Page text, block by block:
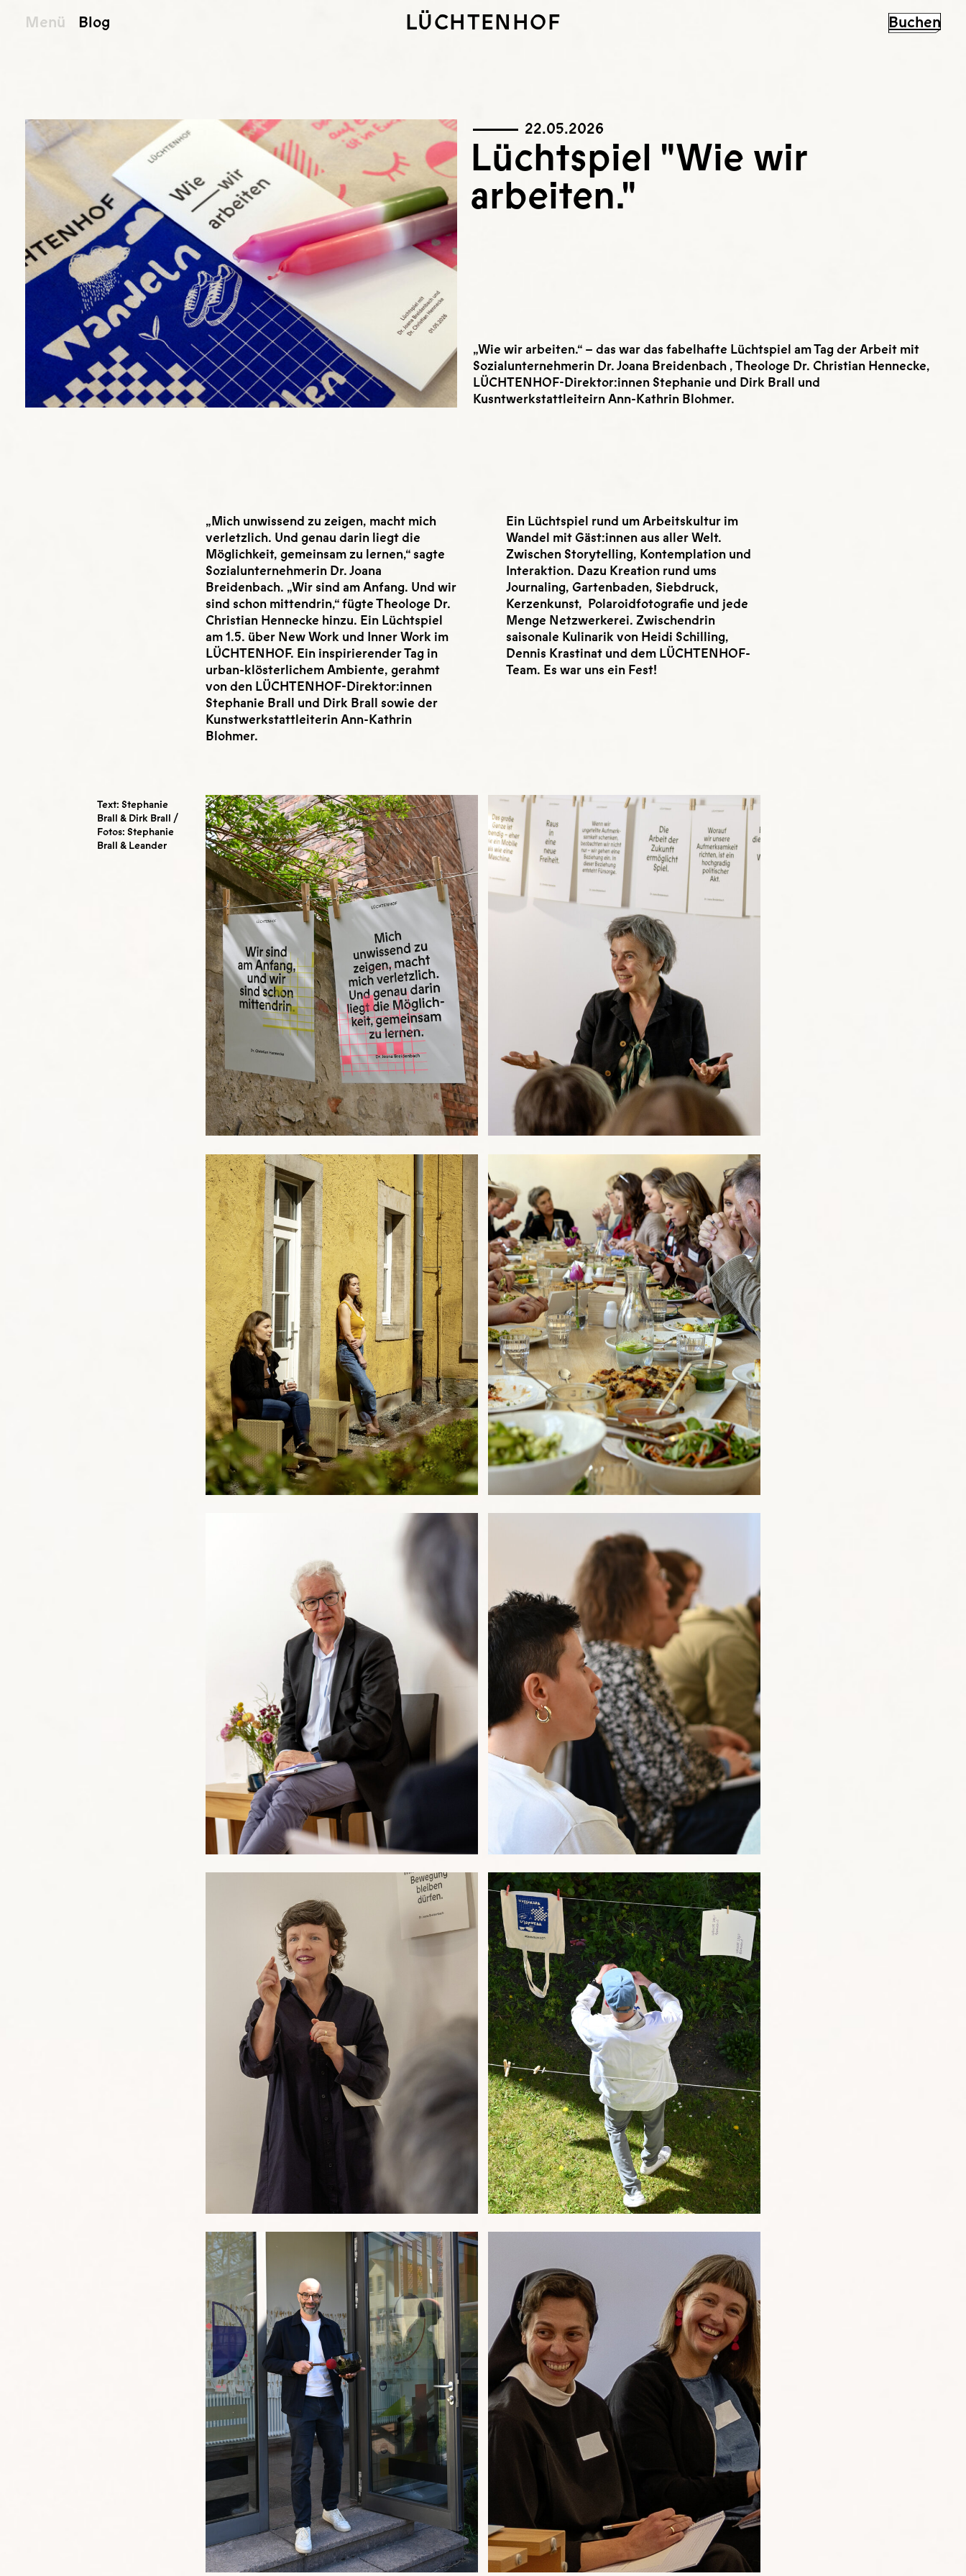
Menü LÜCHTENHOF Buchen
Blog
22.05.2026
Lüchtspiel "Wie wir
arbeiten."
„Wie wir arbeiten.“ – das war das fabelhafte Lüchtspiel am Tag der Arbeit mit
Sozialunternehmerin Dr. Joana Breidenbach , Theologe Dr. Christian Hennecke,
LÜCHTENHOF-Direktor:innen Stephanie und Dirk Brall und
Kusntwerkstattleiteirn Ann-Kathrin Blohmer.
„Mich unwissend zu zeigen, macht mich
verletzlich. Und genau darin liegt die
Möglichkeit, gemeinsam zu lernen,“ sagte
Sozialunternehmerin Dr. Joana
Breidenbach. „Wir sind am Anfang. Und wir
sind schon mittendrin,“ fügte Theologe Dr.
Christian Hennecke hinzu. Ein Lüchtspiel
am 1.5. über New Work und Inner Work im
LÜCHTENHOF. Ein inspirierender Tag in
urban-klösterlichem Ambiente, gerahmt
von den LÜCHTENHOF-Direktor:innen
Stephanie Brall und Dirk Brall sowie der
Kunstwerkstattleiterin Ann-Kathrin
Blohmer.
Ein Lüchtspiel rund um Arbeitskultur im
Wandel mit Gäst:innen aus aller Welt.
Zwischen Storytelling, Kontemplation und
Interaktion. Dazu Kreation rund ums
Journaling, Gartenbaden, Siebdruck,
Kerzenkunst, Polaroidfotografie und jede
Menge Netzwerkerei. Zwischendrin
saisonale Kulinarik von Heidi Schilling,
Dennis Krastinat und dem LÜCHTENHOF-
Team. Es war uns ein Fest!
Text: Stephanie
Brall & Dirk Brall /
Fotos: Stephanie
Brall & Leander